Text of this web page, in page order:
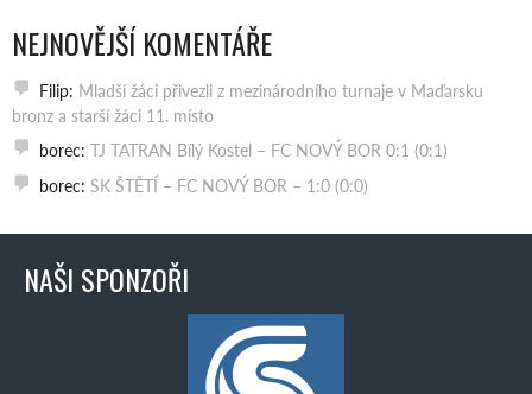
NEJNOVĚJŠÍ KOMENTÁŘE
Filip: Mladší žáci přivezli z mezinárodního turnaje v Maďarsku
bronz a starší žáci 11. místo
borec: TJ TATRAN Bílý Kostel – FC NOVÝ BOR 0:1 (0:1)
borec: SK ŠTĚTÍ – FC NOVÝ BOR – 1:0 (0:0)
NAŠI SPONZOŘI